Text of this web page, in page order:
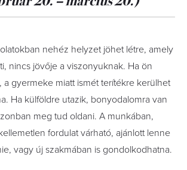
nehéz helyzet jöhet létre, amely
nincs jövője a viszonyuknak. Ha ön
a gyermeke miatt ismét terítékre kerülhet
Ha külföldre utazik, bonyodalomra van
meg tud oldani. A munkában,
fordulat várható, ajánlott lenne
vagy új szakmában is gondolkodhatna.